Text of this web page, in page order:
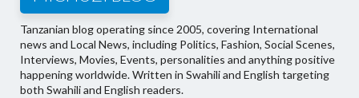
Tanzanian blog operating since 2005, covering International
news and Local News, including Politics, Fashion, Social Scenes,
Interviews, Movies, Events, personalities and anything positive
happening worldwide. Written in Swahili and English targeting
both Swahili and English readers.